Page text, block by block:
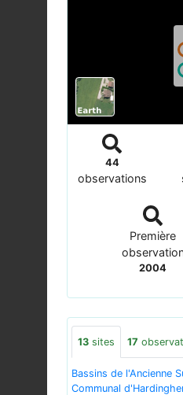
44
observations
Première
2004
13 sites 17
Bassins de l'Ancienne
Communal